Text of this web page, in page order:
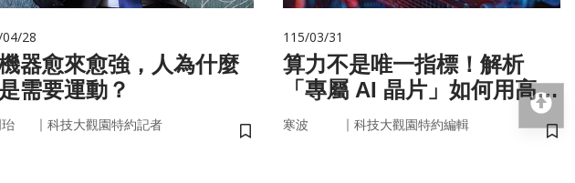
28
器愈來愈強，人為什麼
需要運動？
｜ 科技大觀園特約記者
儲存書籤
115/03/31
算力不是唯一指標！解析
「專屬 AI 晶片」如何用高效
率驅動未來
寒波 ｜ 科技大觀園特約編輯
儲
回